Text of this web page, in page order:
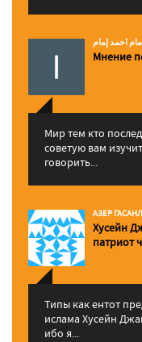
احمد إمام
Мнение
Мир тем кто
советую вам
говорить...
АЗЕР
Хусейн
патриот
Типы как ентот
ислама Хусейн
ибо я...